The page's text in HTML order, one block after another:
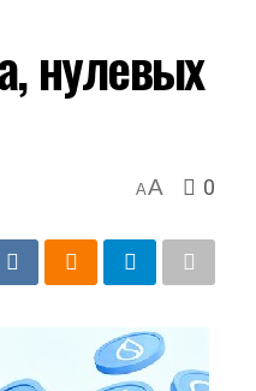
нулевых
AA 0